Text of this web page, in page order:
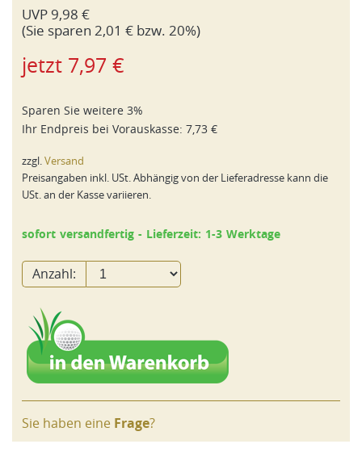
UVP 9,98 €
(Sie sparen 2,01 € bzw. 20%)
jetzt 7,97 €
Sparen Sie weitere 3%
Ihr Endpreis bei Vorauskasse: 7,73 €
zzgl.Versand
Preisangaben inkl. USt. Abhängig von der Lieferadresse kann die
USt. an der Kasse variieren.
sofort versandfertig - Lieferzeit: 1-3 Werktage
Anzahl:
Sie haben eine Frage?